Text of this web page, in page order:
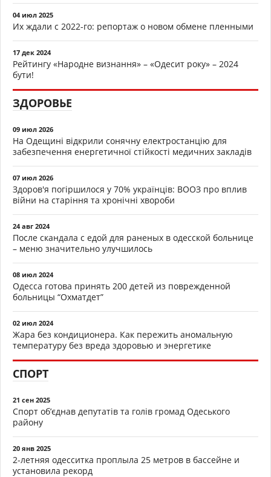
04 июл 2025
Их ждали с 2022-го: репортаж о новом обмене пленными
17 дек 2024
Рейтингу «Народне визнання» – «Одесит року» – 2024
бути!
ЗДОРОВЬЕ
09 июл 2026
На Одещині відкрили сонячну електростанцію для
забезпечення енергетичної стійкості медичних закладів
07 июл 2026
Здоров'я погіршилося у 70% українців: ВООЗ про вплив
війни на старіння та хронічні хвороби
24 авг 2024
После скандала с едой для раненых в одесской больнице
– меню значительно улучшилось
08 июл 2024
Одесса готова принять 200 детей из поврежденной
больницы “Охматдет”
02 июл 2024
Жара без кондиционера. Как пережить аномальную
температуру без вреда здоровью и энергетике
СПОРТ
21 сен 2025
Спорт об’єднав депутатів та голів громад Одеського
району
20 янв 2025
2-летняя одесситка проплыла 25 метров в бассейне и
установила рекорд